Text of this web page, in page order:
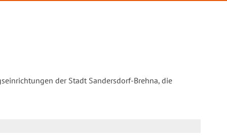
der Stadt Sandersdorf-Brehna, die